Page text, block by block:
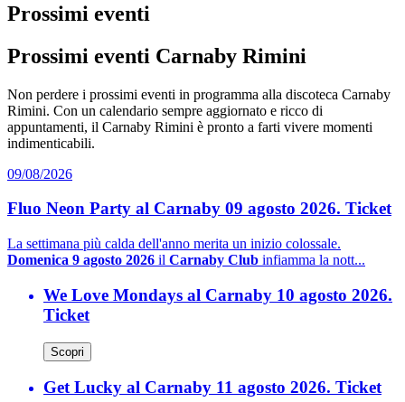
Prossimi eventi
Prossimi eventi Carnaby Rimini
Non perdere i prossimi eventi in programma alla discoteca Carnaby
Rimini. Con un calendario sempre aggiornato e ricco di
appuntamenti, il Carnaby Rimini è pronto a farti vivere momenti
indimenticabili.
09/08/2026
Fluo Neon Party al Carnaby 09 agosto 2026. Ticket
La settimana più calda dell'anno merita un inizio colossale.
Domenica 9 agosto 2026 il Carnaby Club infiamma la nott...
We Love Mondays al Carnaby 10 agosto 2026.
Ticket
Scopri
Get Lucky al Carnaby 11 agosto 2026. Ticket